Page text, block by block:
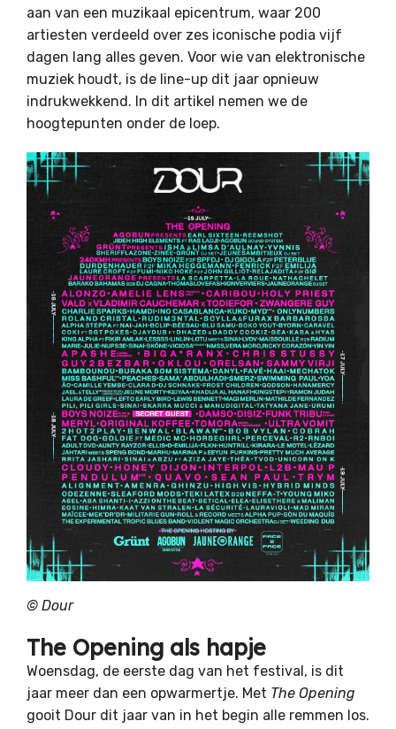
aan van een muzikaal epicentrum, waar 200
artiesten verdeeld over zes iconische podia vijf
dagen lang alles geven. Voor wie van elektronische
muziek houdt, is de line-up dit jaar opnieuw
indrukwekkend. In dit artikel nemen we de
hoogtepunten onder de loep.
© Dour
The Opening als hapje
Woensdag, de eerste dag van het festival, is dit
jaar meer dan een opwarmertje. Met The Opening
gooit Dour dit jaar van in het begin alle remmen los.